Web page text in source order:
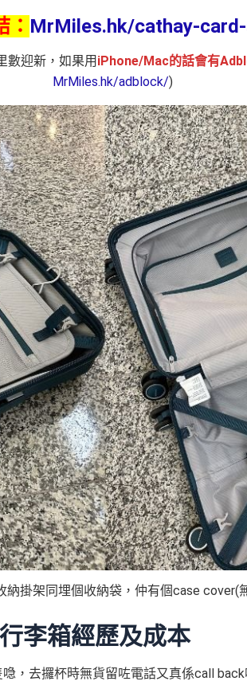
： MrMiles.hk/cathay-
數迎新，如果用 iPhone/Mac的話會有
MrMiles.hk/adblock/)
納掛架同埋個收納袋，仲有個case cover(
李箱經歷及成本
，去攞杯時無貨留咗電話又真係call